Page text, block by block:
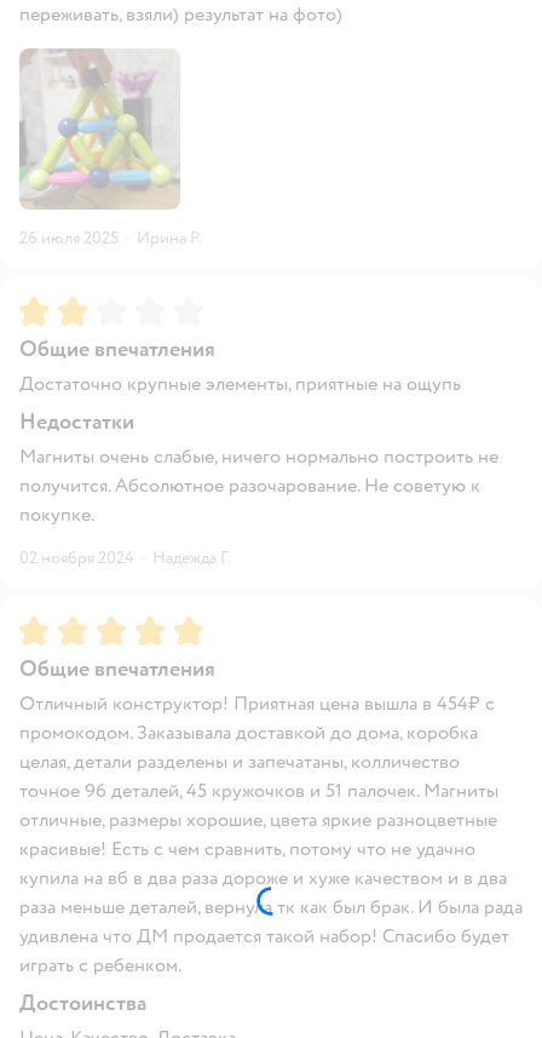
переживать, взяли) результат на фото)
26 июля 2025 · Ирина Р.
Рейтинг:
Общие впечатления
Достаточно крупные элементы, приятные на ощупь
Недостатки
Магниты очень слабые, ничего нормально построить не
получится. Абсолютное разочарование. Не советую к
покупке.
02 ноября 2024 · Надежда Г.
Рейтинг:5
Общие впечатления
Отличный конструктор! Приятная цена вышла в 454₽ с
промокодом. Заказывала доставкой до дома, коробка
целая, детали разделены и запечатаны, колличество
точное 96 деталей, 45 кружочков и 51 палочек. Магниты
отличные, размеры хорошие, цвета яркие разноцветные
красивые! Есть с чем сравнить, потому что не удачно
купила на вб в два раза дороже и хуже качеством и в два
раза меньше деталей, вернула тк как был брак. И была рада
удивлена что ДМ продается такой набор! Спасибо будет
играть с ребенком.
Достоинства